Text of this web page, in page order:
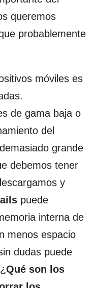
queremos
probablemente
móviles es
de gama baja o
del
grande
debemos tener
y
puede
interna de
menos espacio
dudas puede
Qué son los